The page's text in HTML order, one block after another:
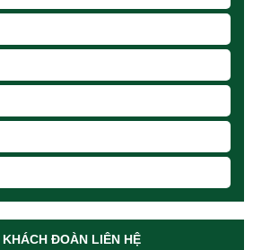
KHÁCH ĐOÀN LIÊN HỆ